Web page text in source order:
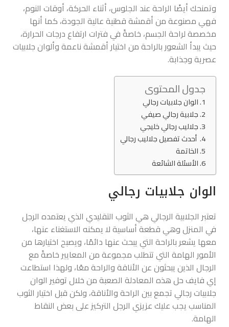
وتمنحك أيضًا الراحة عند الجلوس، أثناء الحركة، أوقات النوم،
فهي مصنوعة من أقمشة قطنية عالية الجودة، كما أنها
مخصصة لراحة الجسم، خاصةً في فترات ارتفاع درجات الحرارة،
حيث يبدأ الشعور بالراحة من اختيار أقمشة ناعمة وألوان جلابيات
عصرية وجذابة.
جدول المحتوى
الوان جلابيات رجالي
جلابية رجالي صيفي
جلاليب رجالي خليجي
أحدث تفصيل جلاليب رجالي
الخاتمة
الأسئلة الشائعة
الوان جلابيات رجالي
تعتبر الجلابية الرجالي هي الثوب التقليدي الذي يعتمده الرجل
في المنزل وهي قطعة أساسية لا يمكنه الاستغناء عنها،
معها يشعر بالراحة التي يبحث عنها دائمًا، ويصبح اختيارها من
الأمور الهامة التي تتطلب مجموعة من المعايير خاصةً مع
الرجال الذين يبحثون عن الأناقة والراحة معًا، ولهذا استطاعت
إي فايف حل هذه المعادلة الصعبة من خلال توفير الوان
جلابيات رجالي تجمع بين الراحة والأناقة، ولكن قبل اختيار الثوب
المناسب يجب عليك عزيزي الرجل التركيز على بعض النقاط
الهامة.